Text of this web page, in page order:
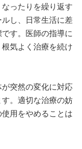
ったりを繰り返す
し、日常生活に差
す。医師の指導に
気よく治療を続け
突然の変化に対応
。適切な治療の妨
用をやめることは